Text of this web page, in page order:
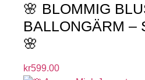
🌸 BLOMMIG
BALLONGÄRM –
🌸
kr599.00